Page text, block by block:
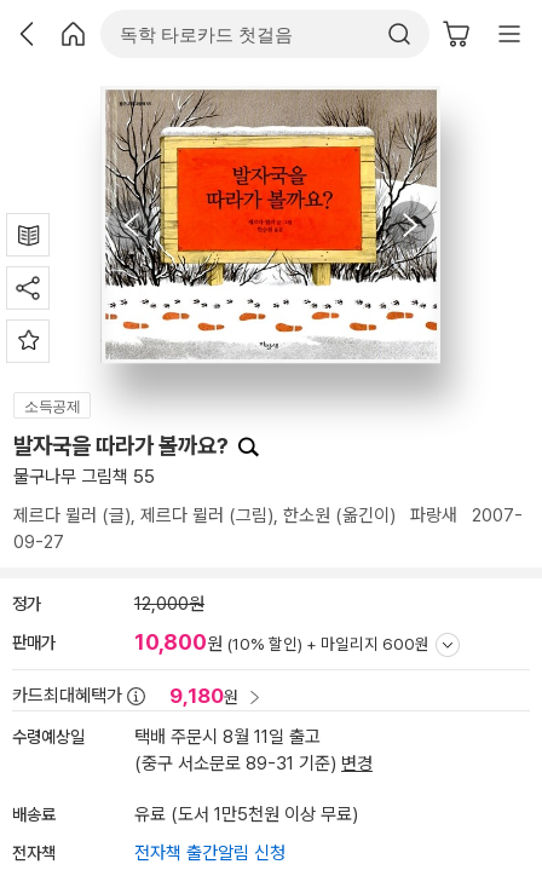
소득공제
발자국을 따라가 볼까요?
물구나무 그림책 55
제르다 뮐러 (글), 제르다 뮐러 (그림), 한소원 (옮긴이) 파랑새
2007-
09-27
정가 12,000원
판매가 10,800원 (10% 할인) + 마일리지 600원
카드최대혜택가 9,180원
수령예상일
택배 주문시 8월 11일 출고
(중구 서소문로 89-31 기준) 변경
배송료 유료 (도서 1만5천원 이상 무료)
전자책 전자책 출간알림 신청